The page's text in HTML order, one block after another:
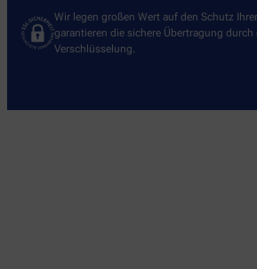
Wir legen großen Wert auf den Schutz
garantieren die sichere Übertragung durch
Verschlüsselung.